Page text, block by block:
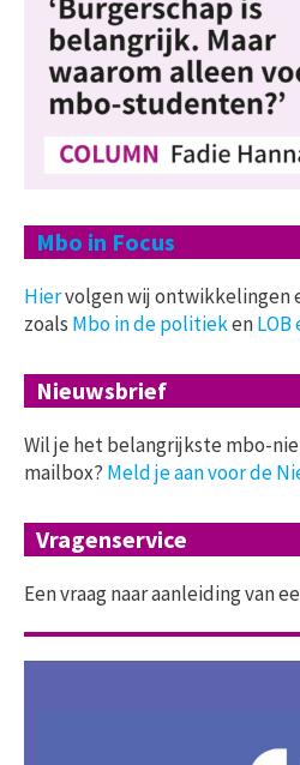
Mbo in Focus
Hiervolgen wij ontwikkelingen
zoals Mbo in de politieken
Nieuwsbrief
Wil je het belangrijkste mbo-
mailbox? Meld je aan voor de
Vragenservice
Een vraag naar aanleiding van